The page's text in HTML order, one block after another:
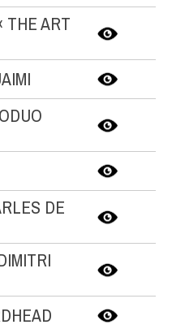
THE ART
DE